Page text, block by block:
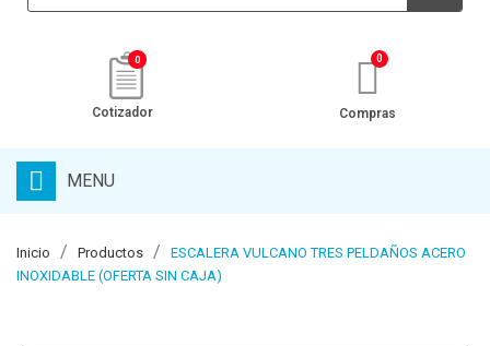
0
Cotizador Compras
MENU
Inicio Productos
ESCALERA VULCANO TRES PELDAÑOS ACERO
INOXIDABLE (OFERTA SIN CAJA)